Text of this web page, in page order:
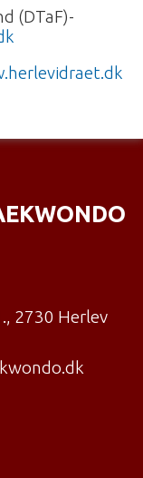
(DTaF)-
, 2730 Herlev